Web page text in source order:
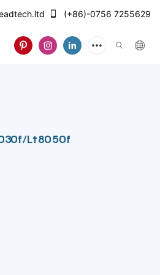
(+86)-0756 7255629
Lt8050f